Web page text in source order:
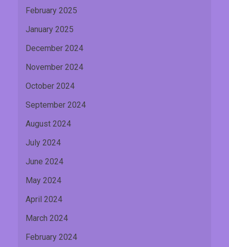
February 2025
January 2025
December 2024
November 2024
October 2024
September 2024
August 2024
July 2024
June 2024
May 2024
April 2024
March 2024
February 2024